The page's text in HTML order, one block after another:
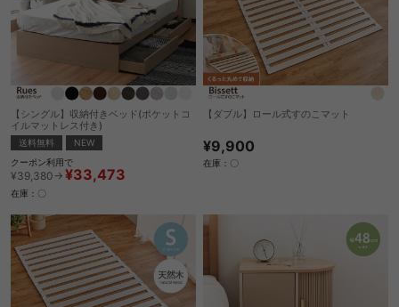
【シングル】収納付きベッド(ポケットコ
イルマットレス付き)
送料無料
NEW
クーポン利用で
¥39,380→ ¥33,473
在庫：〇
【ダブル】ロール式すのこマット
¥9,900
在庫：〇